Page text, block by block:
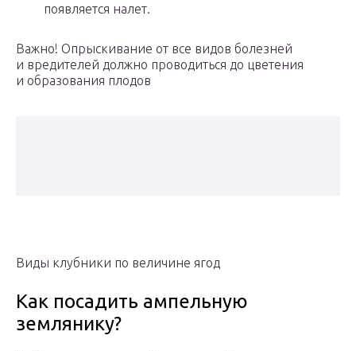
появляется налет.
Важно! Опрыскивание от все видов болезней
и вредителей должно проводиться до цветения
и образования плодов
Виды клубники по величине ягод
Как посадить ампельную
землянику?